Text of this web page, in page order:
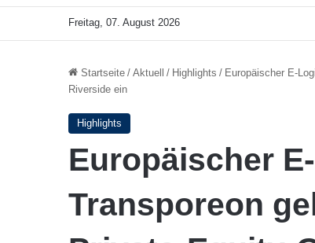
Freitag, 07. August 2026
Startseite / Aktuell / Highlights / Europäischer E-
Riverside ein
Highlights
Europäischer
Transporeon